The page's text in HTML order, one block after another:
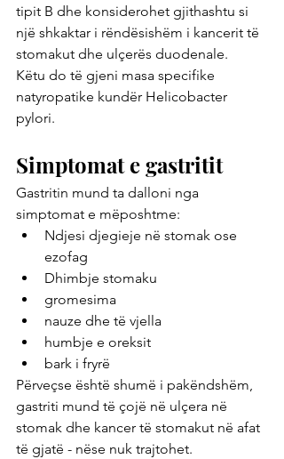
tipit B dhe konsiderohet gjithashtu si
një shkaktar i rëndësishëm i kancerit të
stomakut dhe ulçerës duodenale.
Këtu do të gjeni masa specifike
natyropatike kundër Helicobacter
pylori.
Simptomat e gastritit
Gastritin mund ta dalloni nga
simptomat e mëposhtme:
Ndjesi djegieje në stomak ose
ezofag
Dhimbje stomaku
gromesima
nauze dhe të vjella
humbje e oreksit
bark i fryrë
Përveçse është shumë i pakëndshëm,
gastriti mund të çojë në ulçera në
stomak dhe kancer të stomakut në afat
të gjatë - nëse nuk trajtohet.